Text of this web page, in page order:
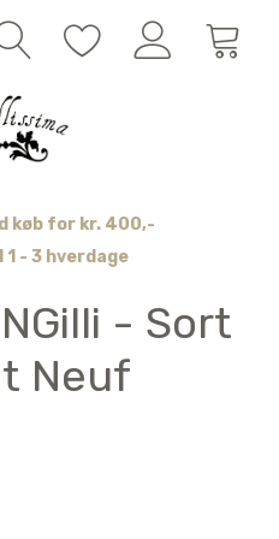
køb for kr. 400,-
- 3 hverdage
- Sort
Neuf